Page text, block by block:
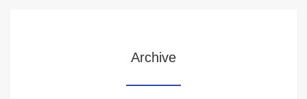
Archive